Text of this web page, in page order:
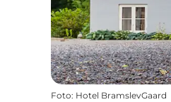
Foto: Hotel BramslevGaard